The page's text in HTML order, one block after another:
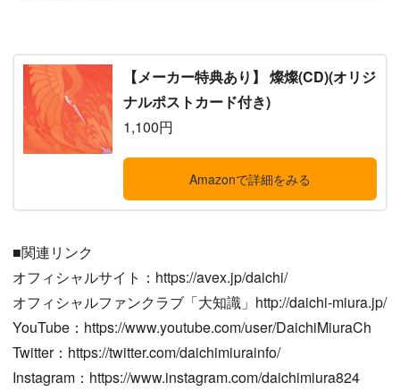
【メーカー特典あり】 燦燦(CD)(オリジ
ナルポストカード付き)
1,100円
Amazonで詳細をみる
■関連リンク
オフィシャルサイト：https://avex.jp/daichi/
オフィシャルファンクラブ「大知識」http://daichi-miura.jp/
YouTube：https://www.youtube.com/user/DaichiMiuraCh
Twitter：https://twitter.com/daichimiurainfo/
Instagram：https://www.instagram.com/daichimiura824